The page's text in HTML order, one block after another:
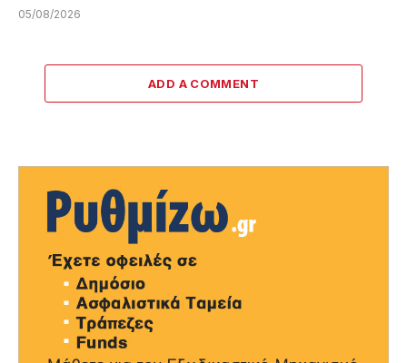
05/08/2026
ADD A COMMENT